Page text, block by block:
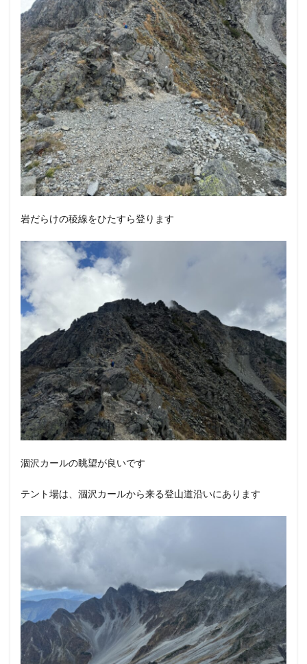
岩だらけの稜線をひたすら登ります
涸沢カールの眺望が良いです
テント場は、涸沢カールから来る登山道沿いにあります